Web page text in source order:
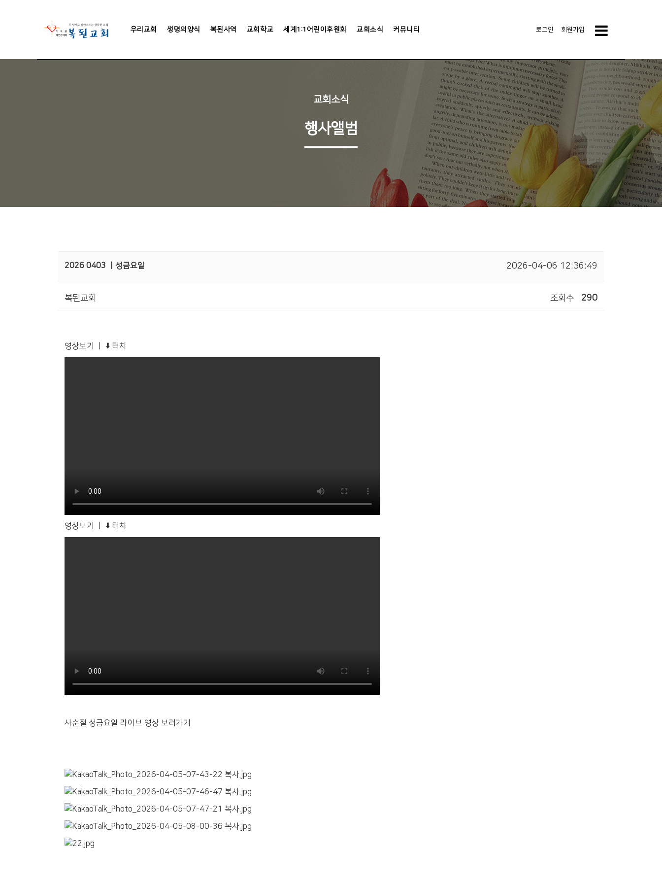
우리교회 생명의양식 복된사역 교회학교 세계1:1어린이후원회 교회소식 커뮤니티 로그인 회원가입
교회소식
행사앨범
2026 0403 ㅣ성금요일 2026-04-06 12:36:49
복된교회 조회수 290
영상보기 ㅣ ⬇️ 터치
영상보기 ㅣ ⬇️ 터치
사순절 성금요일 라이브 영상 보러가기